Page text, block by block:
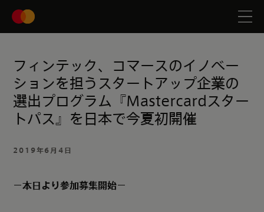
フィンテック、コマースのイノベー
ションを担うスタートアップ企業の
選出プログラム『Mastercardスター
トパス』を日本で今夏初開催
2019年6月4日
－本日より参加募集開始－